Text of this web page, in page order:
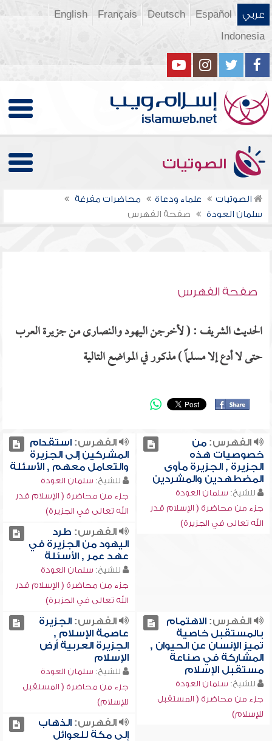
عربي Español
Deutsch
Français
English
Indonesia
الصوتيات
الصوتيات علماء ودعاة
محاضرات مفرغة
سلمان العودة
صفحة الفهرس
صفحة الفهرس
الحديث الشريف : ( لأخرجن اليهود والنصارى من جزيرة العرب
حتى لا أدع إلا مسلماً ) مذكور في المواضع التالية
الفهرس:من
خصوصيات هذه
الجزيرة , الجزيرة مأوى
المضطهدين والمشردين
للشيخ: سلمان العودة
جزء من محاضرة ( الإسلام قدر
الله تعالى في الجزيرة)
الفهرس:استقدام
المشركين إلى الجزيرة
والتعامل معهم , الأسئلة
للشيخ: سلمان العودة
جزء من محاضرة ( الإسلام قدر
الله تعالى في الجزيرة)
الفهرس: طرد
اليهود من الجزيرة في
عهد عمر , الأسئلة
للشيخ: سلمان العودة
جزء من محاضرة ( الإسلام قدر
الله تعالى في الجزيرة)
الفهرس:الاهتمام
بالمستقبل خاصية
تميز الإنسان عن الحيوان ,
المشاركة في صناعة
مستقبل الإسلام
للشيخ: سلمان العودة
جزء من محاضرة ( المستقبل
للإسلام)
الفهرس:الجزيرة
عاصمة الإسلام ,
الجزيرة العربية أرض
الإسلام
للشيخ: سلمان العودة
جزء من محاضرة ( المستقبل
للإسلام)
الفهرس:الذهاب
إلى مكة للعوائل